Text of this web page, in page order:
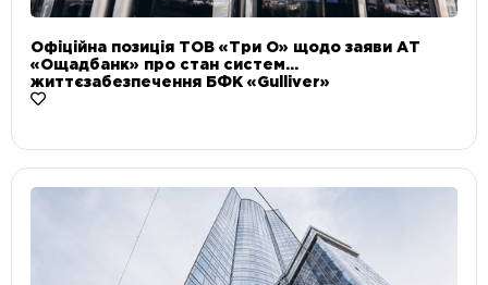
Офіційна позиція ТОВ «Три О» щодо заяви АТ
«Ощадбанк» про стан систем
життєзабезпечення БФК «Gulliver»